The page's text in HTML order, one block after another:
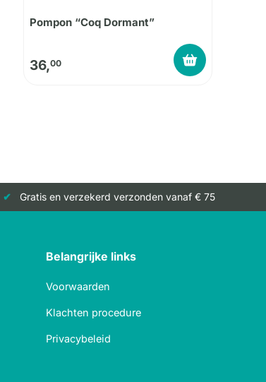
Pompon “Coq Dormant”
36,00
Gratis en verzekerd verzonden vanaf € 75
Belangrijke links
Voorwaarden
Klachten procedure
Privacybeleid